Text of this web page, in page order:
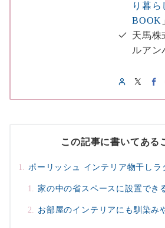
り暮ら
BOOK
天馬株
ルアン
この記事に書いてある
ポーリッシュ インテリア物干しラ
家の中の省スペースに設置でき
お部屋のインテリアにも馴染み